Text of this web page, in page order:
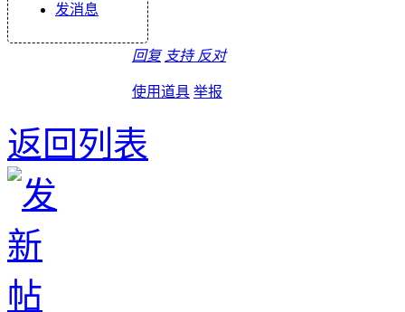
发消息
回复 支持 反对
使用道具 举报
返回列表